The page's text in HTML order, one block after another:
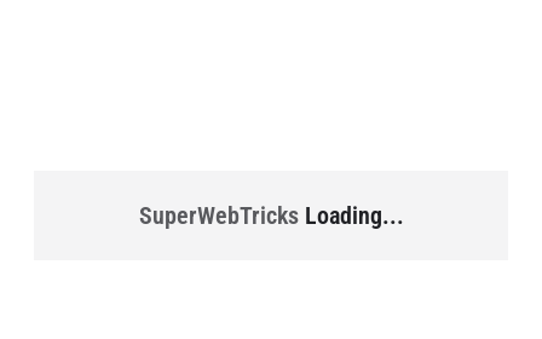
SuperWebTricksLoading...